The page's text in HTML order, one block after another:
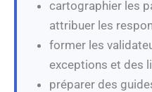
cartographier les
attribuer les
former les
exceptions et des
préparer des